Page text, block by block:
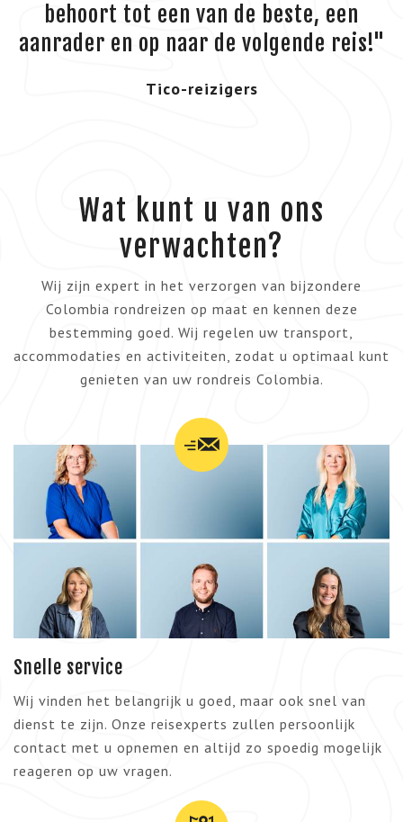
behoort tot een van de beste, een
aanrader en op naar de volgende reis!"
Tico-reizigers
Wat kunt u van ons
verwachten?
Wij zijn expert in het verzorgen van bijzondere
Colombia rondreizen op maat en kennen deze
bestemming goed. Wij regelen uw transport,
accommodaties en activiteiten, zodat u optimaal kunt
genieten van uw rondreis Colombia.
Snelle service
Wij vinden het belangrijk u goed, maar ook snel van
dienst te zijn. Onze reisexperts zullen persoonlijk
contact met u opnemen en altijd zo spoedig mogelijk
reageren op uw vragen.